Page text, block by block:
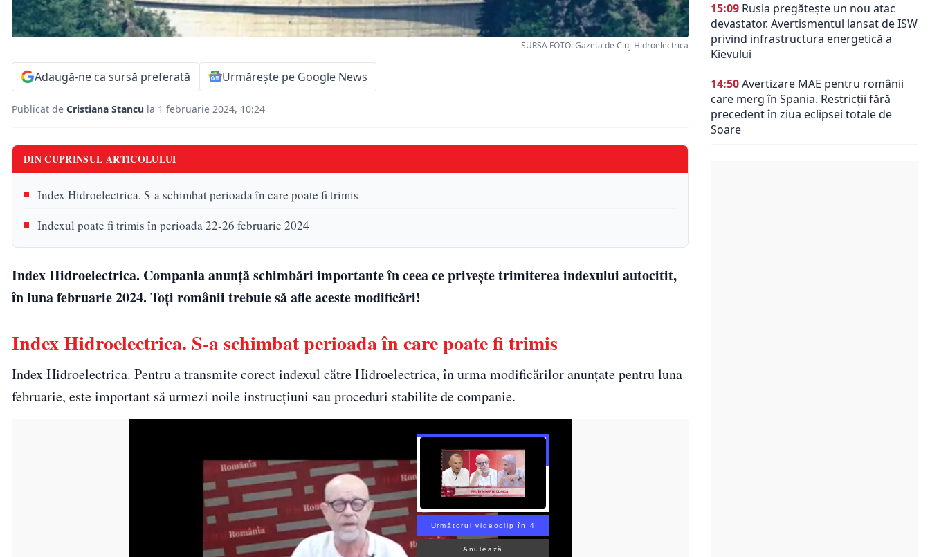
SURSA FOTO: Gazeta de Cluj-Hidroelectrica
Adaugă-ne ca sursă preferată Urmărește pe Google News
Publicat de Cristiana Stancu la 1 februarie 2024, 10:24
DIN CUPRINSUL ARTICOLULUI
Index Hidroelectrica. S-a schimbat perioada în care poate fi trimis
Indexul poate fi trimis în perioada 22-26 februarie 2024
Index Hidroelectrica. Compania anunță schimbări importante în ceea ce privește trimiterea indexului autocitit,
în luna februarie 2024. Toți românii trebuie să afle aceste modificări!
Index Hidroelectrica. S-a schimbat perioada în care poate fi trimis
Index Hidroelectrica. Pentru a transmite corect indexul către Hidroelectrica, în urma modificărilor anunțate pentru luna
februarie, este important să urmezi noile instrucțiuni sau proceduri stabilite de companie.
Următorul videoclip în 2
Anulează
15:09 Rusia pregătește un nou atac
devastator. Avertismentul lansat de ISW
privind infrastructura energetică a
Kievului
14:50Avertizare MAE pentru românii
care merg în Spania. Restricții fără
precedent în ziua eclipsei totale de
Soare